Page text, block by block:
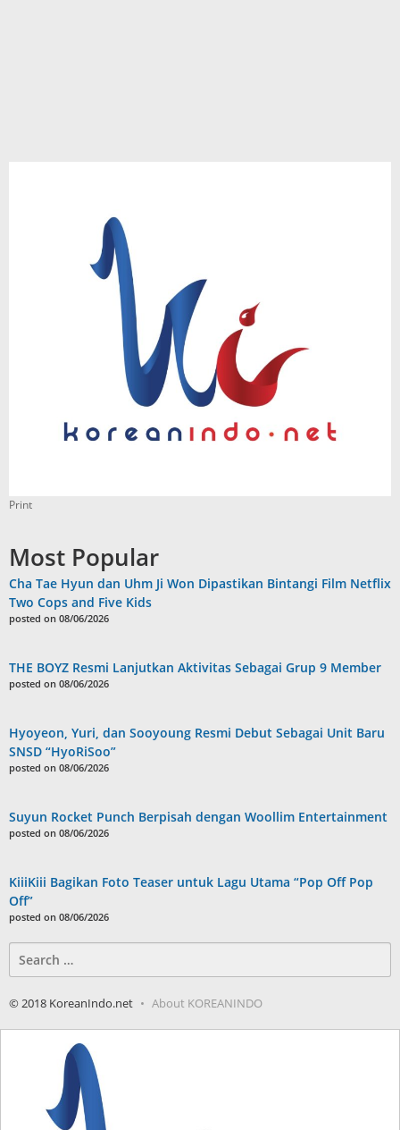
Print
Most Popular
Cha Tae Hyun dan Uhm Ji Won Dipastikan Bintangi Film Netflix
Two Cops and Five Kids
posted on 08/06/2026
THE BOYZ Resmi Lanjutkan Aktivitas Sebagai Grup 9 Member
posted on 08/06/2026
Hyoyeon, Yuri, dan Sooyoung Resmi Debut Sebagai Unit Baru
SNSD “HyoRiSoo”
posted on 08/06/2026
Suyun Rocket Punch Berpisah dengan Woollim Entertainment
posted on 08/06/2026
KiiiKiii Bagikan Foto Teaser untuk Lagu Utama “Pop Off Pop
Off”
posted on 08/06/2026
for:
© 2018 KoreanIndo.net About KOREANINDO